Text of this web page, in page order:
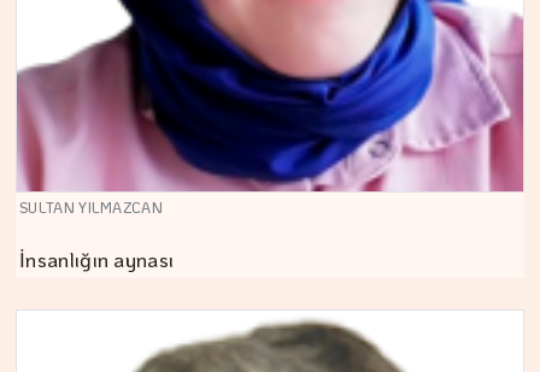
SULTAN YILMAZCAN
İnsanlığın aynası